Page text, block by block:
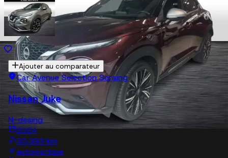
Ajouter au comparateur
Car Avenue Selection Seraing
Nissan Juke
N-desing
2024
30,393 km
automatique